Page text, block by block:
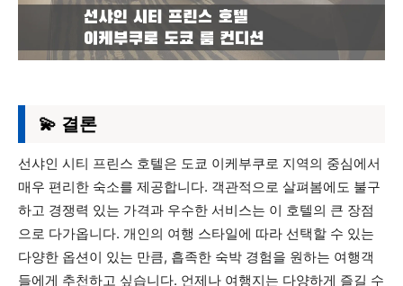
💫 결론
선샤인 시티 프린스 호텔은 도쿄 이케부쿠로 지역의 중심에서
매우 편리한 숙소를 제공합니다. 객관적으로 살펴봄에도 불구
하고 경쟁력 있는 가격과 우수한 서비스는 이 호텔의 큰 장점
으로 다가옵니다. 개인의 여행 스타일에 따라 선택할 수 있는
다양한 옵션이 있는 만큼, 흡족한 숙박 경험을 원하는 여행객
들에게 추천하고 싶습니다. 언제나 여행지는 다양하게 즐길 수